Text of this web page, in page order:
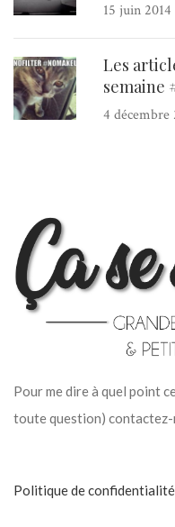
15 juin 2014
Les
semaine
4 décembre
Pour me dire à quel point
toute question) contactez-
Politique de confidentialité